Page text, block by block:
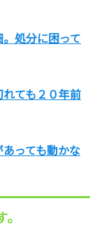
処分に困って
れても２０年前
っても動かな